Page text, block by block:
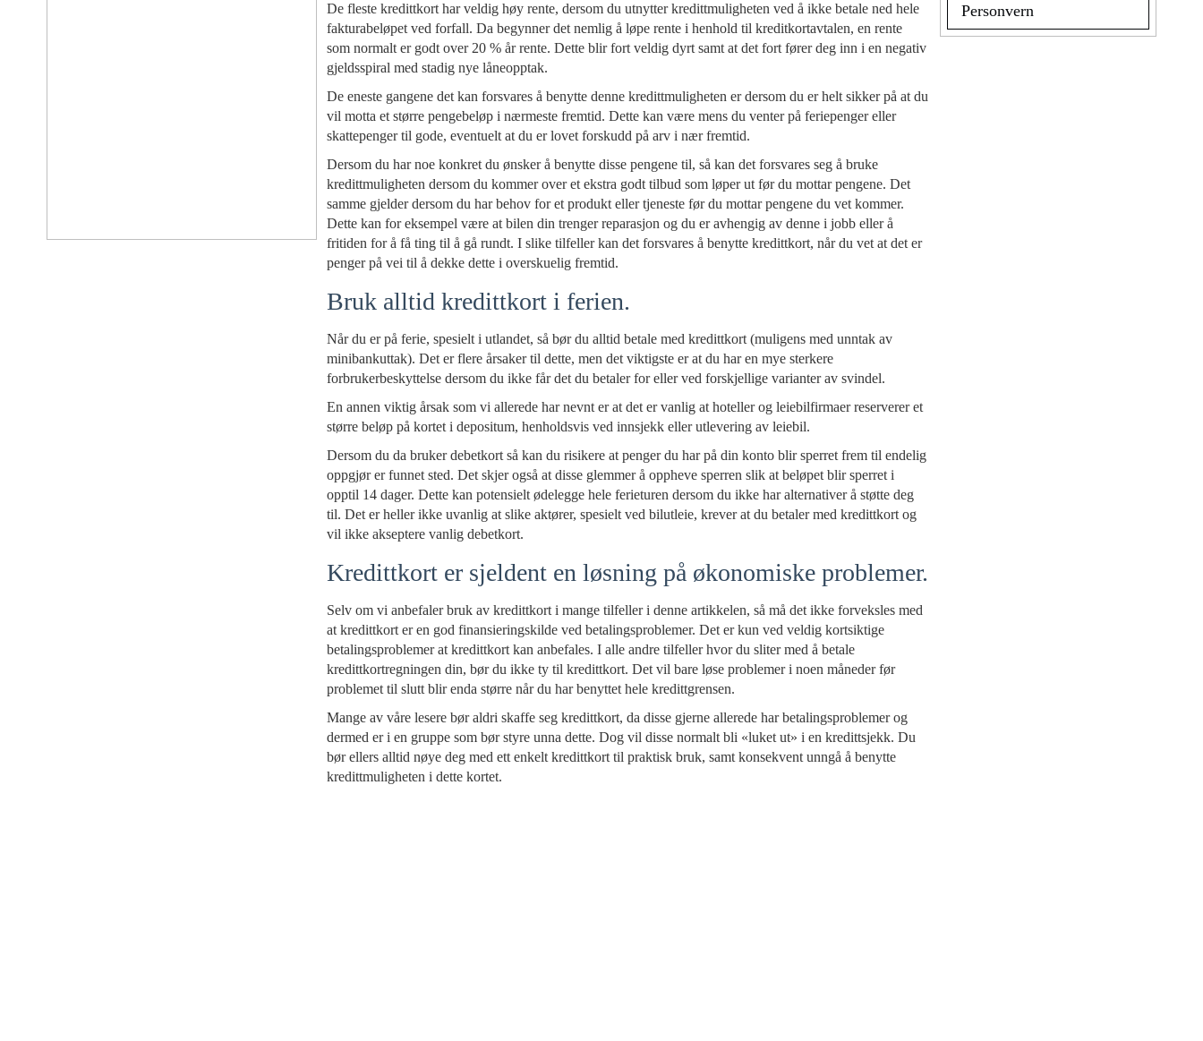
De fleste kredittkort har veldig høy rente, dersom du utnytter kredittmuligheten ved å ikke betale ned hele
fakturabeløpet ved forfall. Da begynner det nemlig å løpe rente i henhold til kreditkortavtalen, en rente
som normalt er godt over 20 % år rente. Dette blir fort veldig dyrt samt at det fort fører deg inn i en negativ
gjeldsspiral med stadig nye låneopptak.
De eneste gangene det kan forsvares å benytte denne kredittmuligheten er dersom du er helt sikker på at du
vil motta et større pengebeløp i nærmeste fremtid. Dette kan være mens du venter på feriepenger eller
skattepenger til gode, eventuelt at du er lovet forskudd på arv i nær fremtid.
Dersom du har noe konkret du ønsker å benytte disse pengene til, så kan det forsvares seg å bruke
kredittmuligheten dersom du kommer over et ekstra godt tilbud som løper ut før du mottar pengene. Det
samme gjelder dersom du har behov for et produkt eller tjeneste før du mottar pengene du vet kommer.
Dette kan for eksempel være at bilen din trenger reparasjon og du er avhengig av denne i jobb eller å
fritiden for å få ting til å gå rundt. I slike tilfeller kan det forsvares å benytte kredittkort, når du vet at det er
penger på vei til å dekke dette i overskuelig fremtid.
Bruk alltid kredittkort i ferien.
Når du er på ferie, spesielt i utlandet, så bør du alltid betale med kredittkort (muligens med unntak av
minibankuttak). Det er flere årsaker til dette, men det viktigste er at du har en mye sterkere
forbrukerbeskyttelse dersom du ikke får det du betaler for eller ved forskjellige varianter av svindel.
En annen viktig årsak som vi allerede har nevnt er at det er vanlig at hoteller og leiebilfirmaer reserverer et
større beløp på kortet i depositum, henholdsvis ved innsjekk eller utlevering av leiebil.
Dersom du da bruker debetkort så kan du risikere at penger du har på din konto blir sperret frem til endelig
oppgjør er funnet sted. Det skjer også at disse glemmer å oppheve sperren slik at beløpet blir sperret i
opptil 14 dager. Dette kan potensielt ødelegge hele ferieturen dersom du ikke har alternativer å støtte deg
til. Det er heller ikke uvanlig at slike aktører, spesielt ved bilutleie, krever at du betaler med kredittkort og
vil ikke akseptere vanlig debetkort.
Kredittkort er sjeldent en løsning på økonomiske problemer.
Selv om vi anbefaler bruk av kredittkort i mange tilfeller i denne artikkelen, så må det ikke forveksles med
at kredittkort er en god finansieringskilde ved betalingsproblemer. Det er kun ved veldig kortsiktige
betalingsproblemer at kredittkort kan anbefales. I alle andre tilfeller hvor du sliter med å betale
kredittkortregningen din, bør du ikke ty til kredittkort. Det vil bare løse problemer i noen måneder før
problemet til slutt blir enda større når du har benyttet hele kredittgrensen.
Mange av våre lesere bør aldri skaffe seg kredittkort, da disse gjerne allerede har betalingsproblemer og
dermed er i en gruppe som bør styre unna dette. Dog vil disse normalt bli «luket ut» i en kredittsjekk. Du
bør ellers alltid nøye deg med ett enkelt kredittkort til praktisk bruk, samt konsekvent unngå å benytte
kredittmuligheten i dette kortet.
Personvern